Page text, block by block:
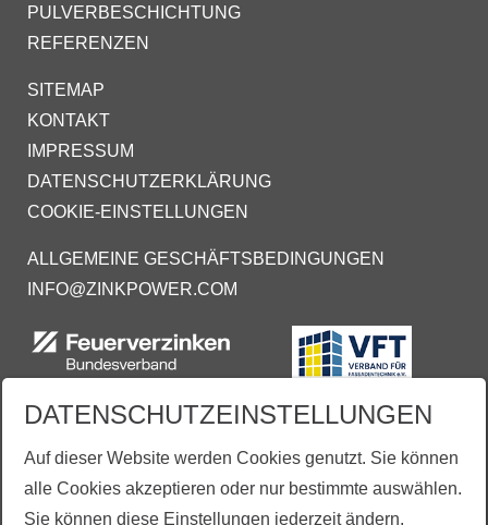
PULVERBESCHICHTUNG
REFERENZEN
SITEMAP
KONTAKT
IMPRESSUM
DATENSCHUTZERKLÄRUNG
COOKIE-EINSTELLUNGEN
ALLGEMEINE GESCHÄFTSBEDINGUNGEN
INFO@ZINKPOWER.COM
DATENSCHUTZEINSTELLUNGEN
Auf dieser Website werden Cookies genutzt. Sie können
alle Cookies akzeptieren oder nur bestimmte auswählen.
Sie können diese Einstellungen jederzeit ändern.